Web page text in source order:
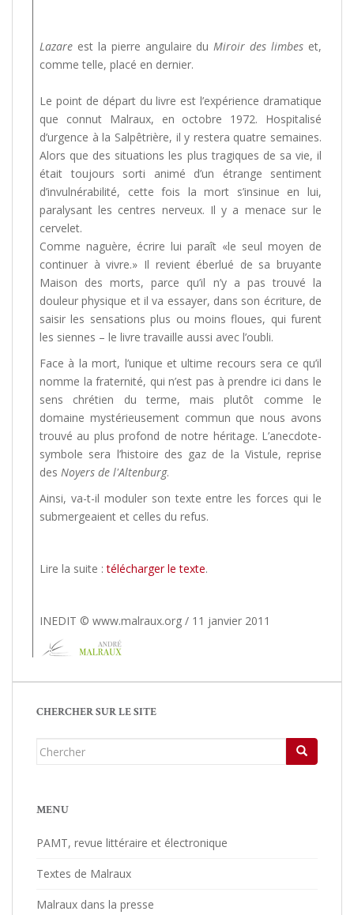
Lazare est la pierre angulaire duMiroir des limbes et,
comme telle, placé en dernier.
Le point de départ du livre est l’expérience dramatique
que connut Malraux, en octobre 1972. Hospitalisé
d’urgence à la Salpêtrière, il y restera quatre semaines.
Alors que des situations les plus tragiques de sa vie, il
était toujours sorti animé d’un étrange sentiment
d’invulnérabilité, cette fois la mort s’insinue en lui,
paralysant les centres nerveux. Il y a menace sur le
cervelet.
Comme naguère, écrire lui paraît «le seul moyen de
continuer à vivre.» Il revient éberlué de sa bruyante
Maison des morts, parce qu’il n’y a pas trouvé la
douleur physique et il va essayer, dans son écriture, de
saisir les sensations plus ou moins floues, qui furent
les siennes – le livre travaille aussi avec l’oubli.
Face à la mort, l’unique et ultime recours sera ce qu’il
nomme la fraternité, qui n’est pas à prendre ici dans le
sens chrétien du terme, mais plutôt comme le
domaine mystérieusement commun que nous avons
trouvé au plus profond de notre héritage. L’anecdote-
symbole sera l’histoire des gaz de la Vistule, reprise
des Noyers de l'Altenburg.
Ainsi, va-t-il moduler son texte entre les forces qui le
submergeaient et celles du refus.
Lire la suite :télécharger le texte.
INEDIT © www.malraux.org / 11 janvier 2011
CHERCHER SUR LE SITE
Chercher...
MENU
PAMT, revue littéraire et électronique
Textes de Malraux
Malraux dans la presse